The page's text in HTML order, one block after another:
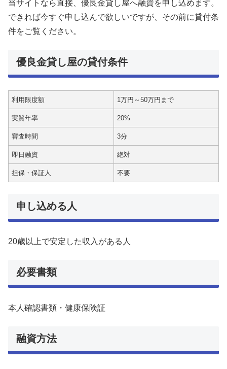
当サイトなら直接、優良金貸し屋へ融資を申し込めます。
できれば今すぐ申し込んで欲しいですが、その前に貸付条
件をご覧ください。
優良金貸し屋の貸付条件
利用限度額 1万円～50万円まで
実質年率 20%
審査時間 3分
即日融資 絶対
担保・保証人 不要
申し込める人
20歳以上で安定した収入がある人
必要書類
本人確認書類・健康保険証
融資方法